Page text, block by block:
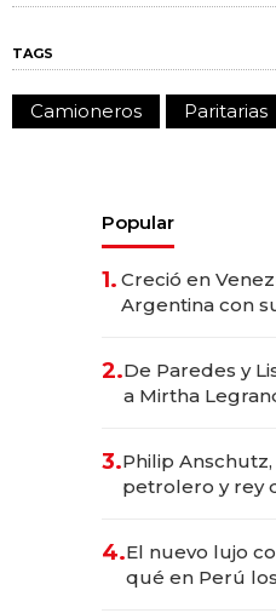
TAGS
Camioneros Paritarias
Popular
1. Creció en
Argentina con
las marcas
2.De Paredes y
a Mirtha
3.Philip
petrolero y rey
Fénix
4.El nuevo lujo
qué en Perú